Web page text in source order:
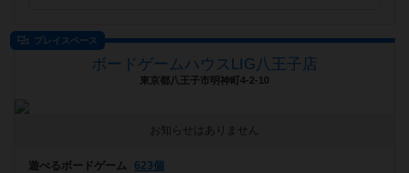
プレイスペース
ボードゲームハウスLIG八王子店
東京都八王子市明神町4-2-10
お知らせはありません
遊べるボードゲーム
623個